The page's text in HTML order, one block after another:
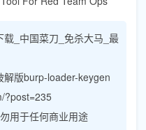
载_中国菜刀_免杀大马_最
版burp-loader-keygen
?post=235
用于任何商业用途